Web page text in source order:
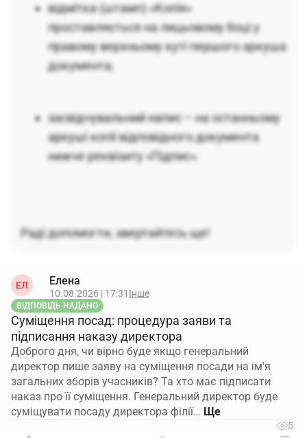
відмітка (штамп) «Копія»
проставляється на лицьовому боці у
правому верхньому куті першого аркуша
документа;
засвідчувальний напис – на останньому
аркуші копії відповідного документа
нижче реквізиту «Підпис».
Раді допомогти, звертайтесь ще!
ЕЛ Елена
10.08.2026 | 17:31 Інше
ВІДПОВІДЬ НАДАНО
Суміщення посад: процедура заяви та
підписання наказу директора
Доброго дня, чи вірно буде якщо генеральний
директор пише заяву на суміщення посади на ім'я
загальних зборів учасників? Та хто має підписати
наказ про її суміщення. Генеральний директор буде
суміщувати посаду директора філії…
5